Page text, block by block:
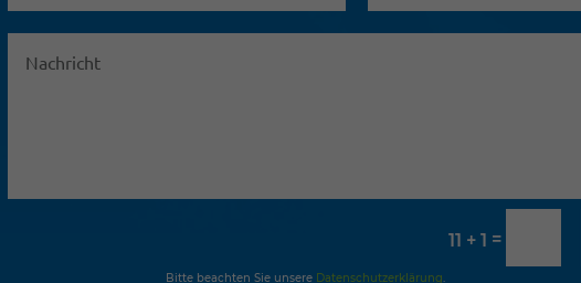
11 + 1 =
Bitte beachten Sie unsere Datenschutzerklärung